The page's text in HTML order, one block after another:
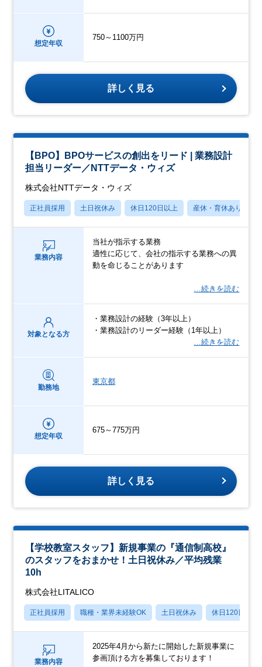
想定年収
750～1100万円
詳しく見る
【BPO】BPOサービスの創出をリード | 業務設計
担当リーダー／NTTデータ・ウィズ
株式会社NTTデータ・ウィズ
正社員採用 土日祝休み 休日120日以上 産休・育休あり
業務内容
当社が指示する業務
適性に応じて、会社の指示する業務への異
動を命じることがあります
…続きを読む
対象となる方
・業務設計の経験（3年以上）
・業務設計のリーダー経験（1年以上）
…続きを読む
勤務地
東京都
想定年収
675～775万円
詳しく見る
【学校教室スタッフ】新規事業の『通信制高校』
のスタッフをおまかせ！土日祝休み／平均残業
10h
株式会社LITALICO
正社員採用 職種・業界未経験OK 土日祝休み 休日120日以上
業務内容
2025年4月から新たに開始した新規事業に
参画頂ける方を募集しております！